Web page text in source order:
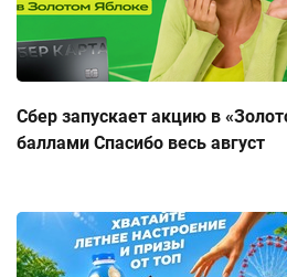
Сбер запускает акцию в
баллами Спасибо весь август